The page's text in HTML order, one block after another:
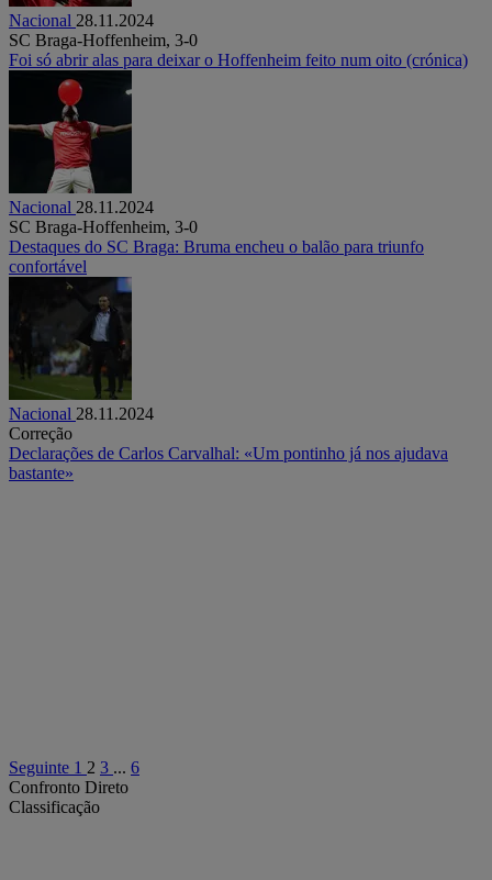
Nacional 28.11.2024
SC Braga-Hoffenheim, 3-0
Foi só abrir alas para deixar o Hoffenheim feito num oito (crónica)
Nacional 28.11.2024
SC Braga-Hoffenheim, 3-0
Destaques do SC Braga: Bruma encheu o balão para triunfo
confortável
Nacional 28.11.2024
Correção
Declarações de Carlos Carvalhal: «Um pontinho já nos ajudava
bastante»
Seguinte 1 2 3 ... 6
Confronto Direto
Classificação